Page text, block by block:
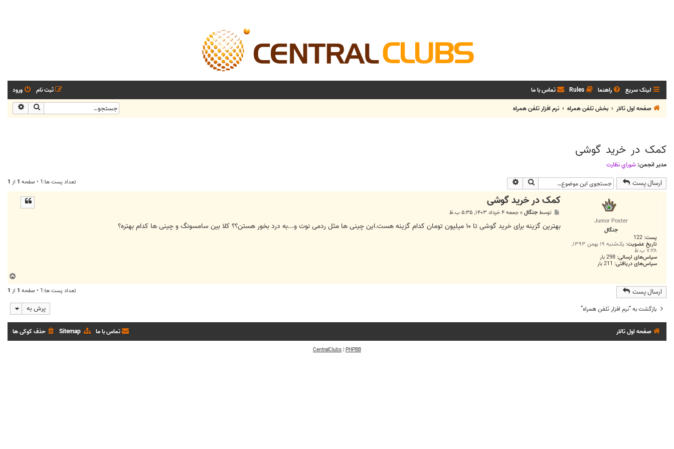
لینک سریع راهنما Rules تماس با ما ورود
ثبت نام
صفحه اول تالار
بخش تلفن همراه نرم افزار تلفن همراه جستجو
کمک در خرید گوشی
مدیر انجمن: شوراي نظارت
ارسال پست جستجو تعداد پست ها:1 • صفحه 1 از 1
Junior Poster
جنگال
پست: 122
تاریخ عضویت: یک‌شنبه ۱۹ بهمن ۱۳۹۳,
۷:۲۸ ب.ظ
سپاس‌های ارسالی: 298 بار
سپاس‌های دریافتی: 211 بار
کمک در خرید گوشی
ت
توسطجنگال»جمعه ۴ خرداد ۱۴۰۳, ۵:۳۵ ب.ظ
بهترین گزینه برای خرید گوشی تا ۱۰ میلیون تومان کدام گزینه هست.این چینی ها مثل ردمی نوت و...به درد بخور هستن؟؟ کلا بین سامسونگ و چینی ها کدام بهتره؟
ا
ارسال پست تعداد پست ها:1 • صفحه 1 از 1
بازگشت به “نرم افزار تلفن همراه” پرش به
صفحه اول تالار حذف کوکی ها Sitemap تماس با ما
PHPBB
|
CentralClubs